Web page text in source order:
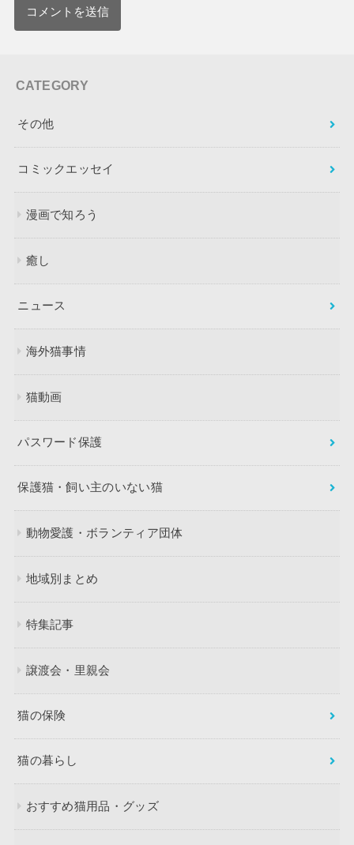
CATEGORY
その他
コミックエッセイ
漫画で知ろう
癒し
ニュース
海外猫事情
猫動画
パスワード保護
保護猫・飼い主のいない猫
動物愛護・ボランティア団体
地域別まとめ
特集記事
譲渡会・里親会
猫の保険
猫の暮らし
おすすめ猫用品・グッズ